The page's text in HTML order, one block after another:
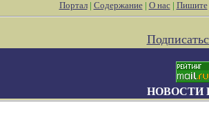
Портал| Содержание| О нас| Пишите
НОВОСТИ